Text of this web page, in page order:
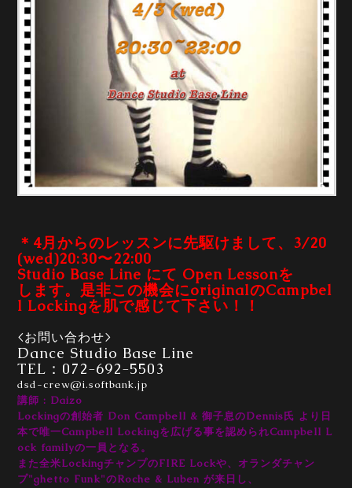
＊4月からのレッスンに先駆けまして、3/20
(wed)20:30〜22:00
Studio Base Line にて Open Lessonを
します。是非この機会にoriginalのCampbel
l Lockingを肌で感じて下さい！！
<お問い合わせ>
Dance Studio Base Line
TEL：072-692-5503
dsd-crew@i.softbank.jp
講師 : Daizo
Lockingの創始者 Don Campbell & 御子息のDennis氏 より日
本で唯一Campbell Lockingを広げる事を認められCampbell L
ock familyの一員となる。
また全米LockingチャンプのFIRE Lockや、オランダチャン
プ"ghetto Funk"のRoche & Luben が来日し、